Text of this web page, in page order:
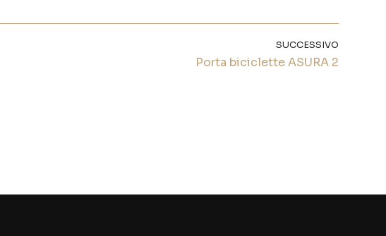
SUCCESSIVO
Porta biciclette ASURA 2